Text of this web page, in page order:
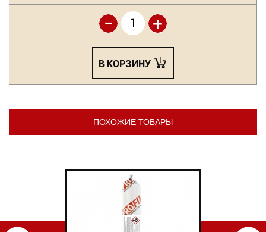
+
-
В КОРЗИНУ
ПОХОЖИЕ ТОВАРЫ